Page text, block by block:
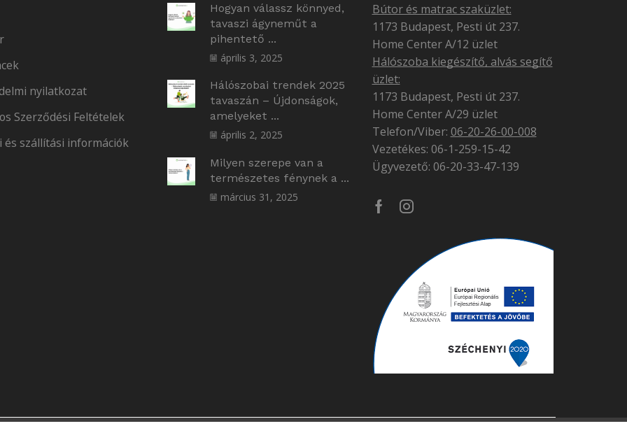
nyilatkozat
Szerződési Feltételek
és szállítási információk
Hogyan válassz könnyed,
tavaszi ágyneműt a
pihentető ...
április 3, 2025
Hálószobai trendek 2025
tavaszán – Újdonságok,
amelyeket ...
április 2, 2025
Milyen szerepe van a
természetes fénynek a ...
március 31, 2025
Bútor és matrac szaküzlet:
1173 Budapest, Pesti út 237.
Home Center A/12 üzlet
Hálószoba kiegészítő, alvás segítő
üzlet:
1173 Budapest, Pesti út 237.
Home Center A/29 üzlet
Telefon/Viber: 06-20-26-00-008
Vezetékes: 06-1-259-15-42
Ügyvezető: 06-20-33-47-139
FacebookInstagram